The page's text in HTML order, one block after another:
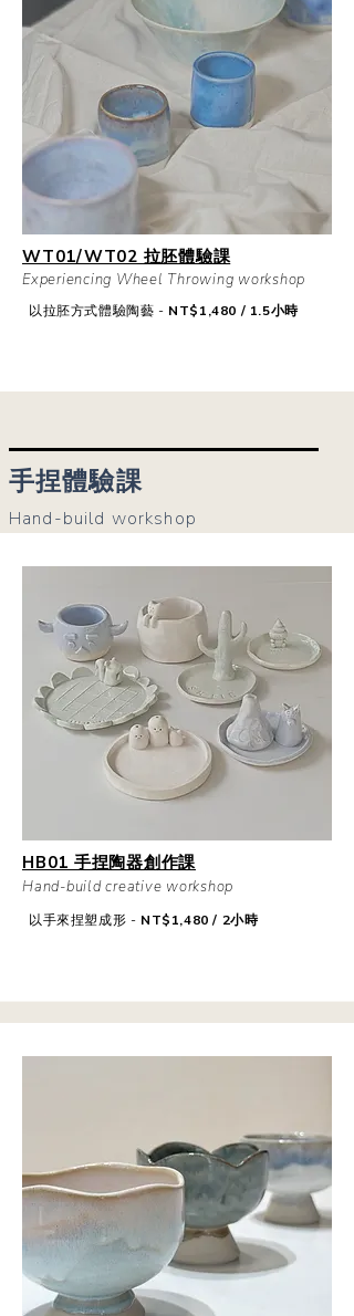
WT01/WT02 拉胚體驗課
Experiencing Wheel Throwing workshop
以拉胚方式體驗陶藝 - NT$1,480 / 1.5小時
手捏體驗課
Hand-build workshop
HB01 手捏陶器創作課
Hand-build creative workshop
以手來捏塑成形 - NT$1,480 / 2小時